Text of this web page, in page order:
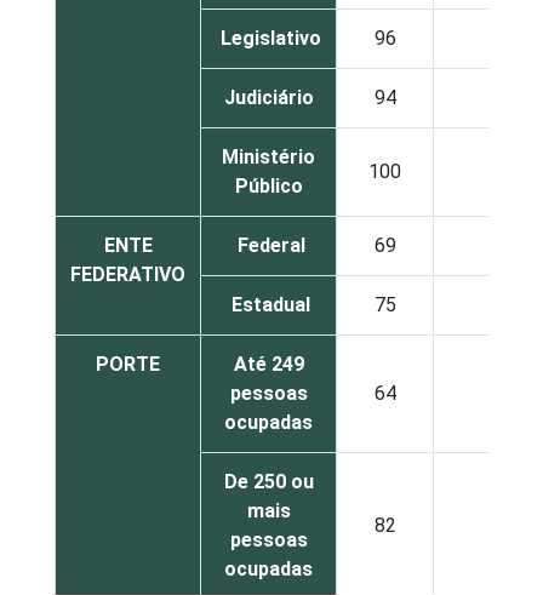
Legislativo 96
Judiciário 94
Ministério
Público
100
ENTE
FEDERATIVO
Federal 69
Estadual 75
PORTE
Até 249
pessoas
ocupadas
64
De 250 ou
mais
pessoas
ocupadas
82